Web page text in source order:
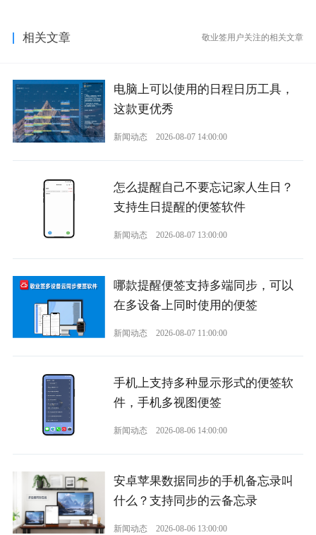
相关文章 敬业签用户关注的相关文章
电脑上可以使用的日程日历工具，
这款更优秀
新闻动态 2026-08-07 14:00:00
怎么提醒自己不要忘记家人生日？
支持生日提醒的便签软件
新闻动态 2026-08-07 13:00:00
哪款提醒便签支持多端同步，可以
在多设备上同时使用的便签
新闻动态 2026-08-07 11:00:00
手机上支持多种显示形式的便签软
件，手机多视图便签
新闻动态 2026-08-06 14:00:00
安卓苹果数据同步的手机备忘录叫
什么？支持同步的云备忘录
新闻动态 2026-08-06 13:00:00